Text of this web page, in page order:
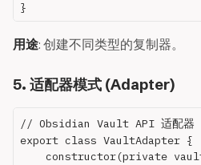
用途: 创建不同类型的复制器。
5. 适配器模式 (Adapter)
// Obsidian Vault API 适配器
export class VaultAdapter {
constructor(private